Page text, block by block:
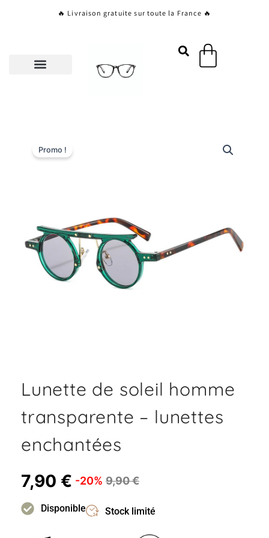
🔥 Livraison gratuite sur toute la France 🔥
Panier
Promo !
Lunette de soleil homme
transparente – lunettes
enchantées
7,90 € -20% 9,90€
Disponible Stock limité